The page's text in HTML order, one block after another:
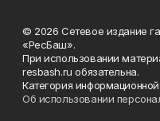
© 2026 Сетевое издание
«РесБаш».
При использовании
resbash.ru обязательна.
Категория
Об использовании